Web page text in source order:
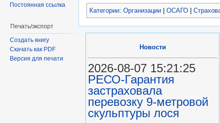
Категории: Организации ОСАГО
Постоянная ссылка
Печать/экспорт
Создать книгу
Скачать как PDF
Версия для печати
Новости
2026-08-07 15:21:25
РЕСО-Гарантия
застраховала
перевозку 9-метровой
скульптуры лося